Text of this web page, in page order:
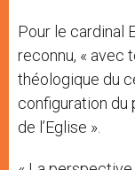
Pour le cardinal
reconnu, « avec
théologique du
configuration du
de l’Eglise ».